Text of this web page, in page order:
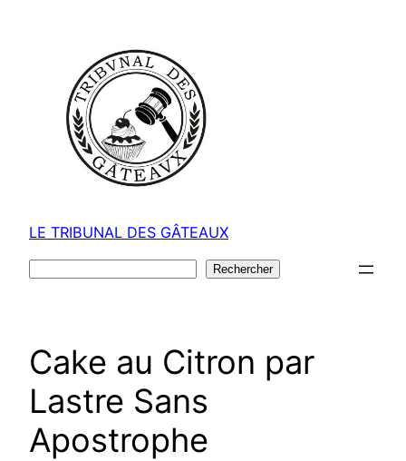
LE TRIBUNAL DES GÂTEAUX
Rechercher
Cake au Citron par
Lastre Sans
Apostrophe